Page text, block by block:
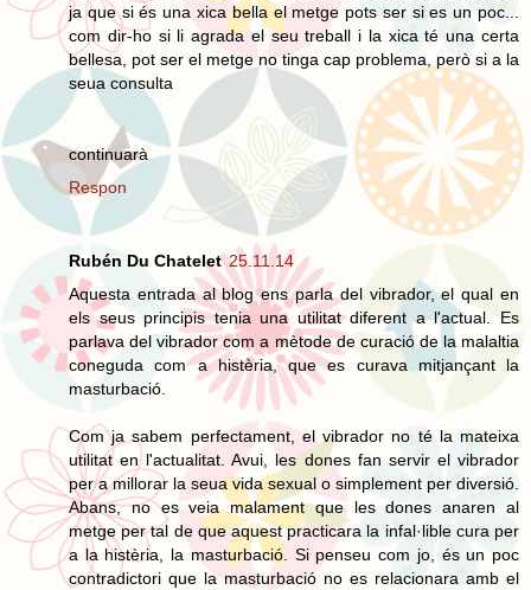
ja que si és una xica bella el metge pots ser si es un poc...
com dir-ho si li agrada el seu treball i la xica té una certa
bellesa, pot ser el metge no tinga cap problema, però si a la
seua consulta
continuarà
Respon
Rubén Du Chatelet 25.11.14
Aquesta entrada al blog ens parla del vibrador, el qual en
els seus principis tenia una utilitat diferent a l'actual. Es
parlava del vibrador com a mètode de curació de la malaltia
coneguda com a histèria, que es curava mitjançant la
masturbació.
Com ja sabem perfectament, el vibrador no té la mateixa
utilitat en l'actualitat. Avui, les dones fan servir el vibrador
per a millorar la seua vida sexual o simplement per diversió.
Abans, no es veia malament que les dones anaren al
metge per tal de que aquest practicara la infal·lible cura per
a la histèria, la masturbació. Si penseu com jo, és un poc
contradictori que la masturbació no es relacionara amb el